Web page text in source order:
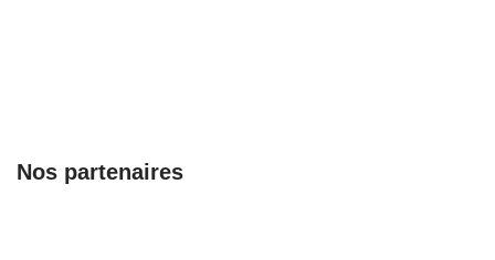
Nos partenaires